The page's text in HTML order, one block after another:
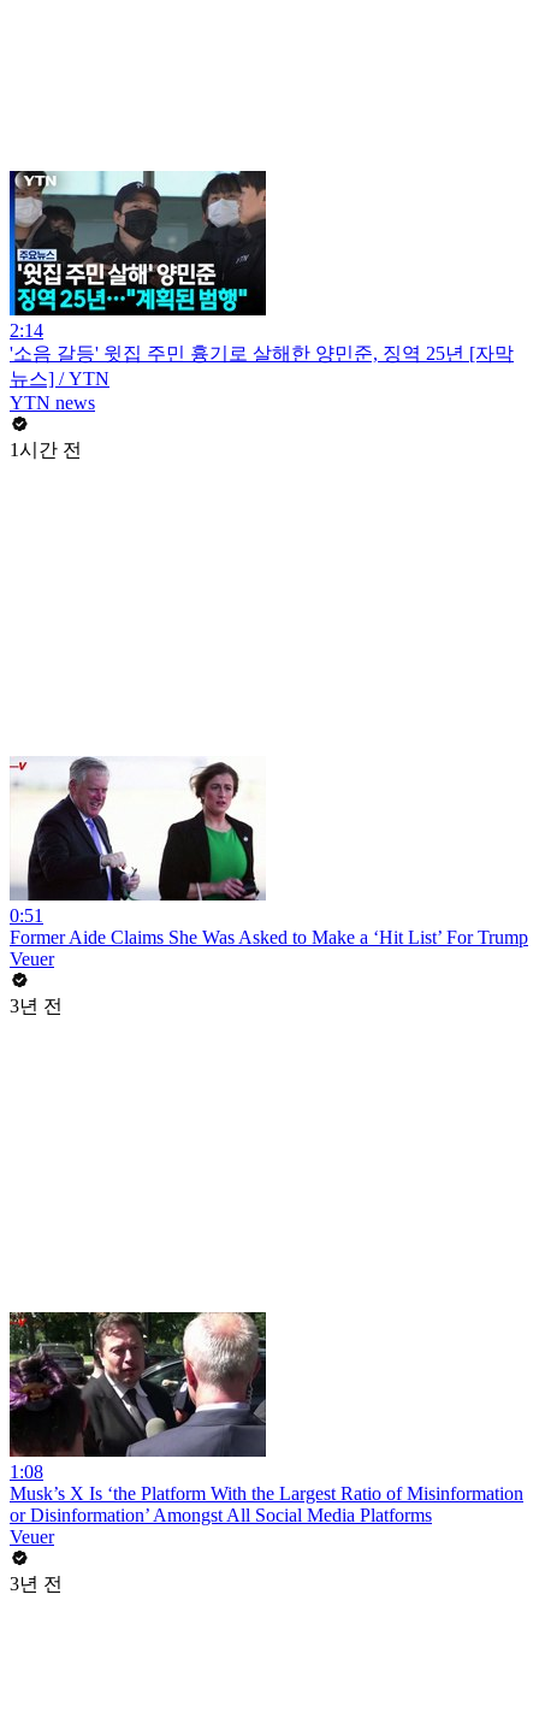
2:14
'소음 갈등' 윗집 주민 흉기로 살해한 양민준, 징역 25년 [자막
뉴스] / YTN
YTN news
1시간 전
0:51
Former Aide Claims She Was Asked to Make a ‘Hit List’ For Trump
Veuer
3년 전
1:08
Musk’s X Is ‘the Platform With the Largest Ratio of Misinformation
or Disinformation’ Amongst All Social Media Platforms
Veuer
3년 전